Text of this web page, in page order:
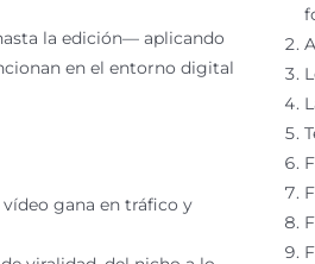
la edición— aplicando
en el entorno digital
gana en tráfico y